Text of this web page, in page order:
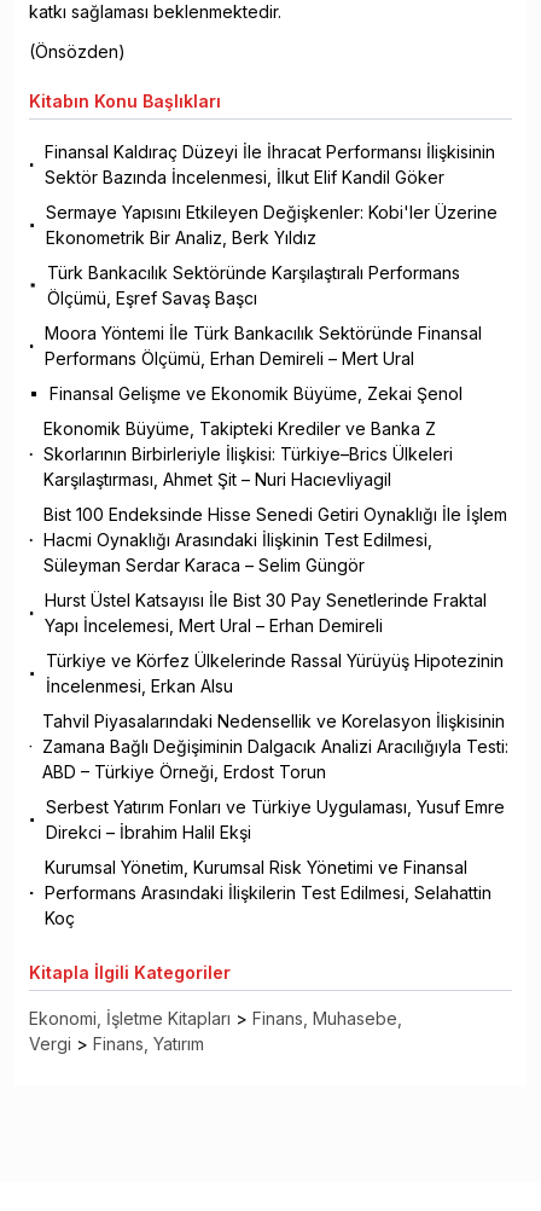
katkı sağlaması beklenmektedir.
(Önsözden)
Kitabın Konu Başlıkları
Finansal Kaldıraç Düzeyi İle İhracat Performansı İlişkisinin
Sektör Bazında İncelenmesi, İlkut Elif Kandil Göker
Sermaye Yapısını Etkileyen Değişkenler: Kobi'ler Üzerine
Ekonometrik Bir Analiz, Berk Yıldız
Türk Bankacılık Sektöründe Karşılaştıralı Performans
Ölçümü, Eşref Savaş Başcı
Moora Yöntemi İle Türk Bankacılık Sektöründe Finansal
Performans Ölçümü, Erhan Demireli – Mert Ural
Finansal Gelişme ve Ekonomik Büyüme, Zekai Şenol
Ekonomik Büyüme, Takipteki Krediler ve Banka Z
Skorlarının Birbirleriyle İlişkisi: Türkiye–Brics Ülkeleri
Karşılaştırması, Ahmet Şit – Nuri Hacıevliyagil
Bist 100 Endeksinde Hisse Senedi Getiri Oynaklığı İle İşlem
Hacmi Oynaklığı Arasındaki İlişkinin Test Edilmesi,
Süleyman Serdar Karaca – Selim Güngör
Hurst Üstel Katsayısı İle Bist 30 Pay Senetlerinde Fraktal
Yapı İncelemesi, Mert Ural – Erhan Demireli
Türkiye ve Körfez Ülkelerinde Rassal Yürüyüş Hipotezinin
İncelenmesi, Erkan Alsu
Tahvil Piyasalarındaki Nedensellik ve Korelasyon İlişkisinin
Zamana Bağlı Değişiminin Dalgacık Analizi Aracılığıyla Testi:
ABD – Türkiye Örneği, Erdost Torun
Serbest Yatırım Fonları ve Türkiye Uygulaması, Yusuf Emre
Direkci – İbrahim Halil Ekşi
Kurumsal Yönetim, Kurumsal Risk Yönetimi ve Finansal
Performans Arasındaki İlişkilerin Test Edilmesi, Selahattin
Koç
Kitapla İlgili Kategoriler
Ekonomi, İşletme Kitapları > Finans, Muhasebe,
Vergi > Finans, Yatırım